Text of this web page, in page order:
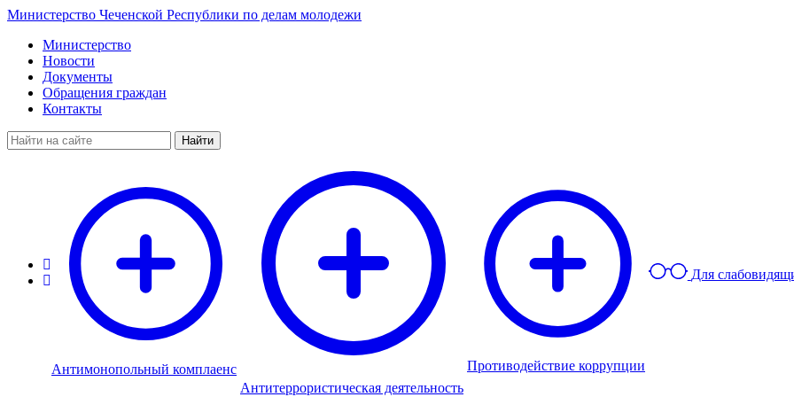
Министерство Чеченской Республики по делам молодежи
Министерство
Новости
Документы
Обращения граждан
Контакты
Найти
Антимонопольный комплаенс
Антитеррористическая деятельность
Противодействие коррупции
Для